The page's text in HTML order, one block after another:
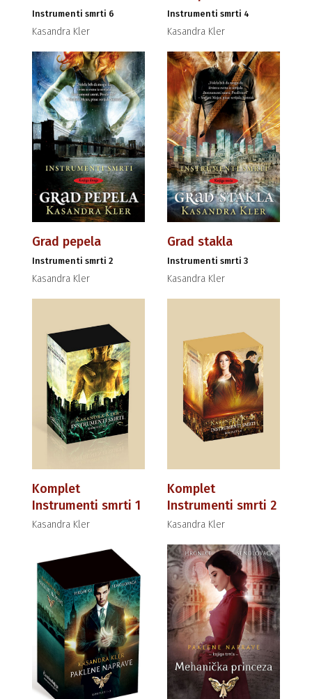
Instrumenti smrti 6
Kasandra Kler
Instrumenti smrti 4
Kasandra Kler
Grad pepela
Instrumenti smrti 2
Kasandra Kler
Grad stakla
Instrumenti smrti 3
Kasandra Kler
Komplet
Instrumenti smrti 1
Kasandra Kler
Komplet
Instrumenti smrti 2
Kasandra Kler